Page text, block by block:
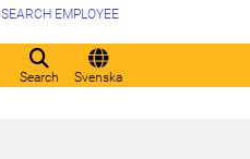
Search Svenska
SEARCH EMPLOYEE